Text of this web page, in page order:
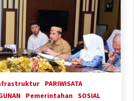
PARIWISATA
Pemerintahan SOSIAL